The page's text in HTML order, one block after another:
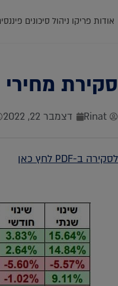
אודות פריקו ניהול סיכונים
סקירת מחירי
Rinat דצמבר 22, 2022
לסקירה ב-PDF לחץ כאן